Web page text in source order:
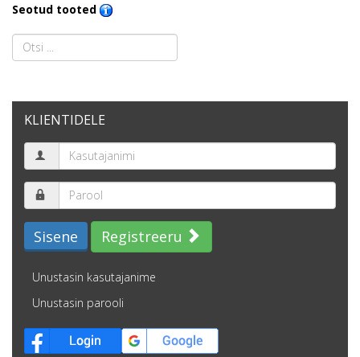
Seotud tooted
KLIENTIDELE
Sisene Registreeru
Unustasin kasutajanime
Unustasin parooli